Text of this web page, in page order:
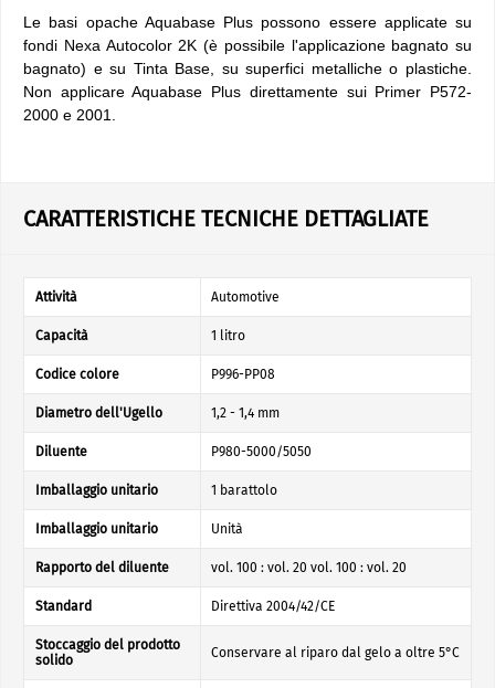
Le basi opache Aquabase Plus possono essere applicate su
fondi Nexa Autocolor 2K (è possibile l'applicazione bagnato su
bagnato) e su Tinta Base, su superfici metalliche o plastiche.
Non applicare Aquabase Plus direttamente sui Primer P572-
2000 e 2001.
CARATTERISTICHE TECNICHE DETTAGLIATE
Attività Automotive
Capacità 1 litro
Codice colore P996-PP08
Diametro dell'Ugello 1,2 - 1,4 mm
Diluente P980-5000/5050
Imballaggio unitario 1 barattolo
Imballaggio unitario Unità
Rapporto del diluente vol. 100 : vol. 20 vol. 100 : vol. 20
Standard Direttiva 2004/42/CE
Stoccaggio del prodotto
solido
Conservare al riparo dal gelo a oltre 5°C